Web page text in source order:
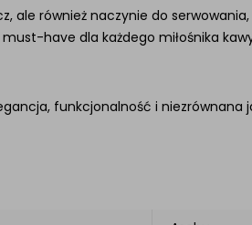
ale również naczynie do
have dla każdego miłośnika
funkcjonalność i niezrównana